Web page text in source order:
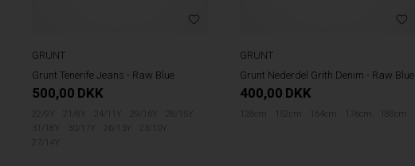
GRUNT
Grunt Tenerife Jeans - Raw Blue
500,00 DKK
22/9Y 21/8Y 24/11Y 29/16Y
28/15Y
31/18Y
30/17Y 26/13Y
23/10Y
27/14Y
GRUNT
Grunt Nederdel Grith Denim - Raw Blue
400,00 DKK
128cm 152cm 164cm 176cm 188cm